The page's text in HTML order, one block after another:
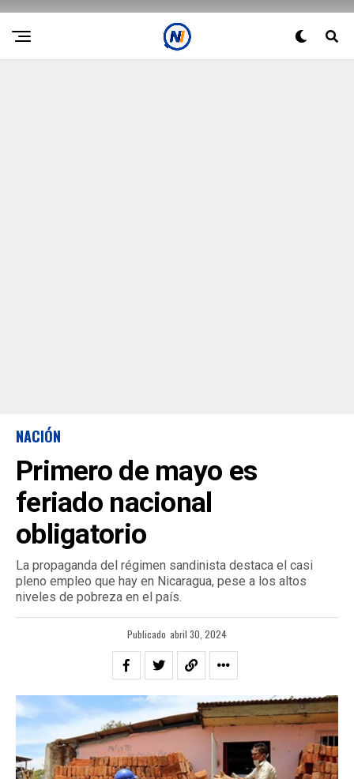
NACIÓN
Primero de mayo es
feriado nacional
obligatorio
La propaganda del régimen sandinista destaca el casi
pleno empleo que hay en Nicaragua, pese a los altos
niveles de pobreza en el país.
Publicado abril 30, 2024